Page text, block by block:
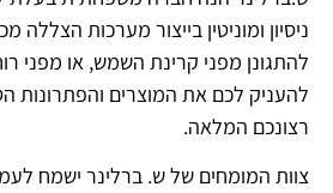
ניסיון ומוניטין בייצור מערכות הצללה
להתגונן מפני קרינת השמש, או מפני
להעניק לכם את המוצרים והפתרונות
רצונכם המלאה.
צוות המומחים של ש. ברלינר ישמח